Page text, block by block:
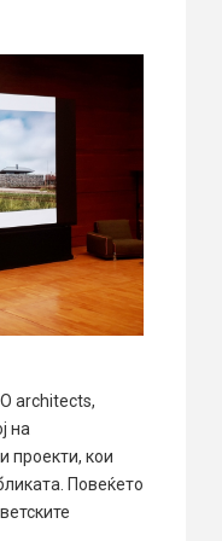
architects,
на
проекти, кои
Повеќето